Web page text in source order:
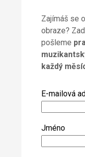
Zajímáš se
obraze?
pošleme
každý
E-mailová
Jméno